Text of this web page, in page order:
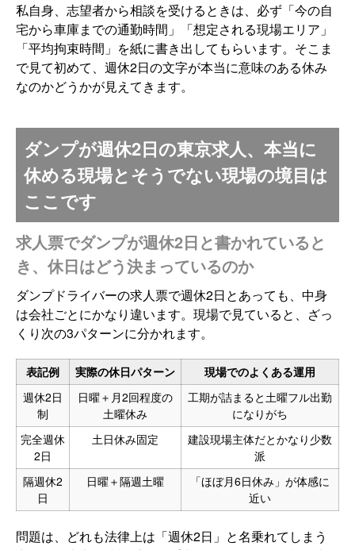
私自身、志望者から相談を受けるときは、必ず「今の自
宅から車庫までの通勤時間」「想定される現場エリア」
「平均拘束時間」を紙に書き出してもらいます。そこま
で見て初めて、週休2日の文字が本当に意味のある休み
なのかどうかが見えてきます。
ダンプが週休2日の東京求人、本当に
休める現場とそうでない現場の境目は
ここです
求人票でダンプが週休2日と書かれていると
き、休日はどう決まっているのか
ダンプドライバーの求人票で週休2日とあっても、中身
は会社ごとにかなり違います。現場で見ていると、ざっ
くり次の3パターンに分かれます。
表記例 実際の休日パターン
現場でのよくある運用
週休2日
制
日曜＋月2回程度の
土曜休み
工期が詰まると土曜フル出勤
になりがち
完全週休
2日
土日休み固定
建設現場主体だとかなり少数
派
隔週休2
日
日曜＋隔週土曜
「ほぼ月6日休み」が体感に
近い
問題は、どれも法律上は「週休2日」と名乗れてしまう